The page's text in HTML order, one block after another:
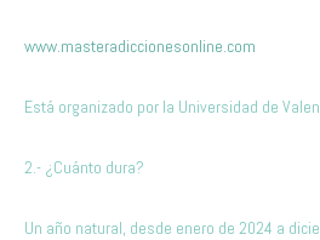
www.masteradiccionesonline.com
Está organizado por la Universidad de
2.- ¿Cuánto dura?
Un año natural, desde enero de 2024 a